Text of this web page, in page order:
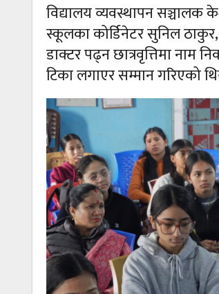
विद्यालय व्यवस्थापन सञ्चालक
स्कूलका कोर्डिनेटर सुनिल ठाकुर,
डाक्टर पढ्न छात्रवृत्तिमा नाम
टिका लगाएर सम्मान गरिएको